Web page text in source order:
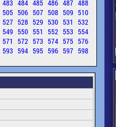
483 484 485 486 487 488
505 506 507 508 509 510
527 528 529 530 531 532
549 550 551 552 553 554
571 572 573 574 575 576
593 594 595 596 597 598